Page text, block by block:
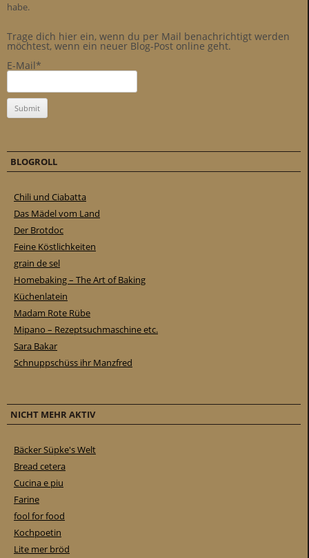
habe.
Trage dich hier ein, wenn du per Mail benachrichtigt werden
möchtest, wenn ein neuer Blog-Post online geht.
E-Mail*
BLOGROLL
Chili und Ciabatta
Das Mädel vom Land
Der Brotdoc
Feine Köstlichkeiten
grain de sel
Homebaking – The Art of Baking
Küchenlatein
Madam Rote Rübe
Mipano – Rezeptsuchmaschine etc.
Sara Bakar
Schnuppschüss ihr Manzfred
NICHT MEHR AKTIV
Bäcker Süpke's Welt
Bread cetera
Cucina e piu
Farine
fool for food
Kochpoetin
Lite mer bröd